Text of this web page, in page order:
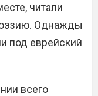
читали
Однажды
под еврейский
всего